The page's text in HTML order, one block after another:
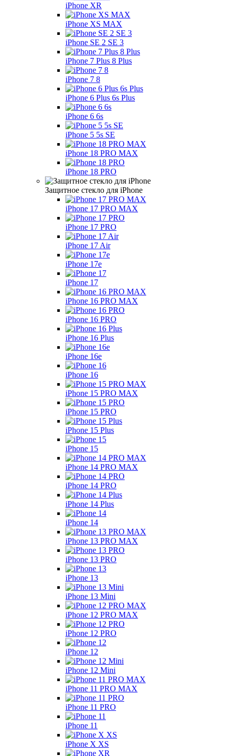
iPhone XR
iPhone XS MAX
iPhone SE 2 SE 3
iPhone 7 Plus 8 Plus
iPhone 7 8
iPhone 6 Plus 6s Plus
iPhone 6 6s
iPhone 5 5s SE
iPhone 18 PRO MAX
iPhone 18 PRO
Защитное стекло для iPhone
iPhone 17 PRO MAX
iPhone 17 PRO
iPhone 17 Air
iPhone 17e
iPhone 17
iPhone 16 PRO MAX
iPhone 16 PRO
iPhone 16 Plus
iPhone 16e
iPhone 16
iPhone 15 PRO MAX
iPhone 15 PRO
iPhone 15 Plus
iPhone 15
iPhone 14 PRO MAX
iPhone 14 PRO
iPhone 14 Plus
iPhone 14
iPhone 13 PRO MAX
iPhone 13 PRO
iPhone 13
iPhone 13 Mini
iPhone 12 PRO MAX
iPhone 12 PRO
iPhone 12
iPhone 12 Mini
iPhone 11 PRO MAX
iPhone 11 PRO
iPhone 11
iPhone X XS